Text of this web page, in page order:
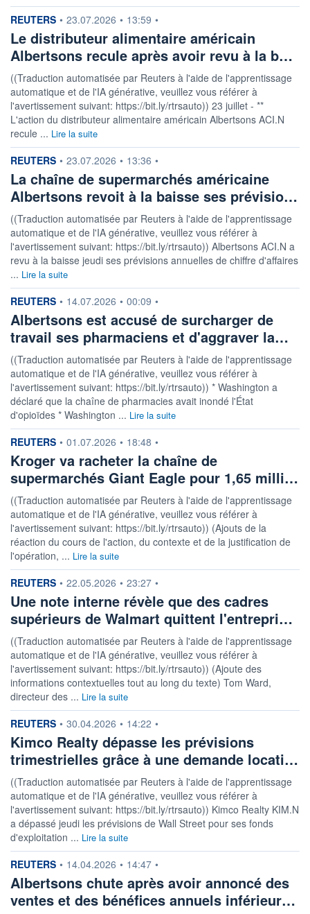
BOURSOVIE LUX
30,8/100 (Élevé)
+ PORTEFEUILLE + LISTE
information fournie par
REUTERS • 23.07.2026 • 13:59 •
Le distributeur alimentaire américain
Albertsons recule après avoir revu à la b…
((Traduction automatisée par Reuters à l'aide de l'apprentissage
automatique et de l'IA générative, veuillez vous référer à
l'avertissement suivant: https://bit.ly/rtrsauto)) 23 juillet - **
L'action du distributeur alimentaire américain Albertsons ACI.N
recule ... Lire la suite
information fournie par
REUTERS • 23.07.2026 • 13:36 •
La chaîne de supermarchés américaine
Albertsons revoit à la baisse ses prévisio…
((Traduction automatisée par Reuters à l'aide de l'apprentissage
automatique et de l'IA générative, veuillez vous référer à
l'avertissement suivant: https://bit.ly/rtrsauto)) Albertsons ACI.N a
revu à la baisse jeudi ses prévisions annuelles de chiffre d'affaires
... Lire la suite
information fournie par
REUTERS • 14.07.2026 • 00:09 •
Albertsons est accusé de surcharger de
travail ses pharmaciens et d'aggraver la…
((Traduction automatisée par Reuters à l'aide de l'apprentissage
automatique et de l'IA générative, veuillez vous référer à
l'avertissement suivant: https://bit.ly/rtrsauto)) * Washington a
déclaré que la chaîne de pharmacies avait inondé l'État
d'opioïdes * Washington ... Lire la suite
information fournie par
REUTERS • 01.07.2026 • 18:48 •
Kroger va racheter la chaîne de
supermarchés Giant Eagle pour 1,65 milli…
((Traduction automatisée par Reuters à l'aide de l'apprentissage
automatique et de l'IA générative, veuillez vous référer à
l'avertissement suivant: https://bit.ly/rtrsauto)) (Ajouts de la
réaction du cours de l'action, du contexte et de la justification de
l'opération, ... Lire la suite
information fournie par
REUTERS • 22.05.2026 • 23:27 •
Une note interne révèle que des cadres
supérieurs de Walmart quittent l'entrepri…
((Traduction automatisée par Reuters à l'aide de l'apprentissage
automatique et de l'IA générative, veuillez vous référer à
l'avertissement suivant: https://bit.ly/rtrsauto)) (Ajoute des
informations contextuelles tout au long du texte) Tom Ward,
directeur des ... Lire la suite
information fournie par
REUTERS • 30.04.2026 • 14:22 •
Kimco Realty dépasse les prévisions
trimestrielles grâce à une demande locati…
((Traduction automatisée par Reuters à l'aide de l'apprentissage
automatique et de l'IA générative, veuillez vous référer à
l'avertissement suivant: https://bit.ly/rtrsauto)) Kimco Realty KIM.N
a dépassé jeudi les prévisions de Wall Street pour ses fonds
d'exploitation ... Lire la suite
information fournie par
REUTERS • 14.04.2026 • 14:47 •
Albertsons chute après avoir annoncé des
ventes et des bénéfices annuels inférieur…